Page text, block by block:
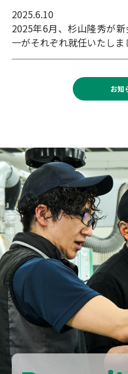
2025.6.10
2025年6月、杉山隆秀が
一がそれぞれ就任いたしま
お知